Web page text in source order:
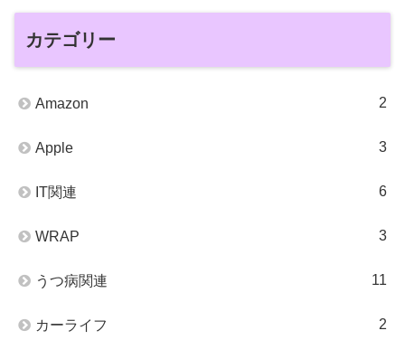
カテゴリー
Amazon 2
Apple 3
IT関連 6
WRAP 3
うつ病関連 11
カーライフ 2